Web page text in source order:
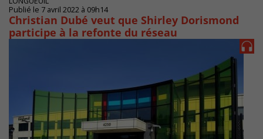
Publié le 7 avril 2022 à 09h14
Christian Dubé veut que Shirley Dorismond
participe à la refonte du réseau